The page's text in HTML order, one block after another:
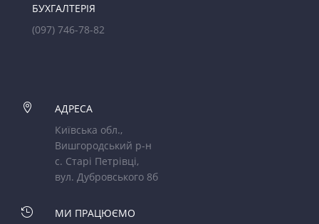
БУХГАЛТЕРІЯ
(097) 746-78-82

АДРЕСА
Київська обл.,
Вишгородський р-н
с. Старі Петрівці,
вул. Дубровського 8б

МИ ПРАЦЮЄМО